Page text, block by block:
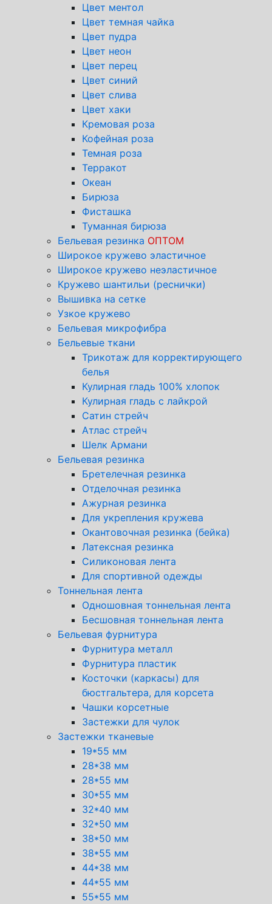
Цвет ментол
Цвет темная чайка
Цвет пудра
Цвет неон
Цвет перец
Цвет синий
Цвет слива
Цвет хаки
Кремовая роза
Кофейная роза
Темная роза
Терракот
Океан
Бирюза
Фисташка
Туманная бирюза
Бельевая резинка ОПТОМ
Широкое кружево эластичное
Широкое кружево неэластичное
Кружево шантильи (реснички)
Вышивка на сетке
Узкое кружево
Бельевая микрофибра
Бельевые ткани
Трикотаж для корректирующего
белья
Кулирная гладь 100% хлопок
Кулирная гладь с лайкрой
Сатин стрейч
Атлас стрейч
Шелк Армани
Бельевая резинка
Бретелечная резинка
Отделочная резинка
Ажурная резинка
Для укрепления кружева
Окантовочная резинка (бейка)
Латексная резинка
Силиконовая лента
Для спортивной одежды
Тоннельная лента
Одношовная тоннельная лента
Бесшовная тоннельная лента
Бельевая фурнитура
Фурнитура металл
Фурнитура пластик
Косточки (каркасы) для
бюстгальтера, для корсета
Чашки корсетные
Застежки для чулок
Застежки тканевые
19*55 мм
28*38 мм
28*55 мм
30*55 мм
32*40 мм
32*50 мм
38*50 мм
38*55 мм
44*38 мм
44*55 мм
55*55 мм